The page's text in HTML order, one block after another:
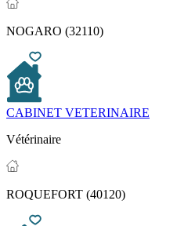
NOGARO (32110)
CABINET VETERINAIRE
Vétérinaire
ROQUEFORT (40120)